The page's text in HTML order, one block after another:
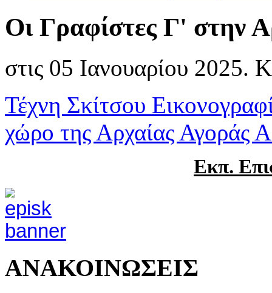
Οι Γραφίστες Γ' στην
στις 05 Ιανουαρίου 2025.
Τέχνη Σκίτσου
χώρο της Αρχαίας Αγοράς
Eκπ.
ΑΝΑΚΟΙΝΩΣΕΙΣ